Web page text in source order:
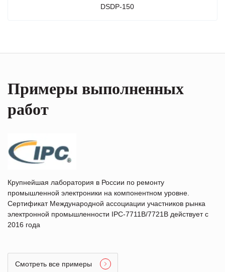
DSDP-150
Примеры выполненных
работ
Крупнейшая лаборатория в России по ремонту
промышленной электроники на компонентном уровне.
Сертификат Международной ассоциации участников рынка
электронной промышленности IPC-7711B/7721B действует с
2016 года
Смотреть все примеры